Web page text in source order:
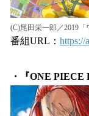
(C)尾田栄一郎／2019
番組URL： https://
・『ONE PIECE